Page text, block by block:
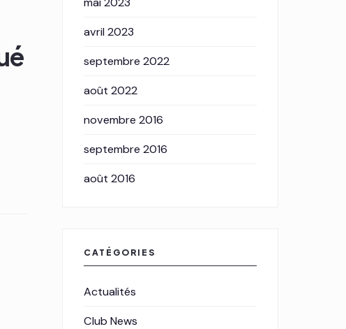
avril 2023
septembre 2022
août 2022
novembre 2016
septembre 2016
août 2016
CATÉGORIES
Actualités
Club News